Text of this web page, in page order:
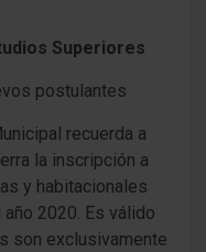
Superiores
postulantes
recuerda a
la inscripción a
y habitacionales
2020. Es válido
son exclusivamente